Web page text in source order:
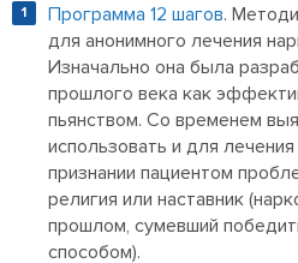
Программа 12 шагов.
для анонимного лечения
Изначально она была
прошлого века как
пьянством. Со временем
использовать и для
признании пациентом
религия или наставник
прошлом, сумевший
способом).